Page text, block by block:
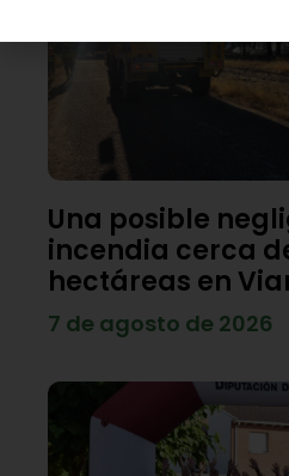
Una posible
incendia cerca
hectáreas en
7 de agosto de 2026